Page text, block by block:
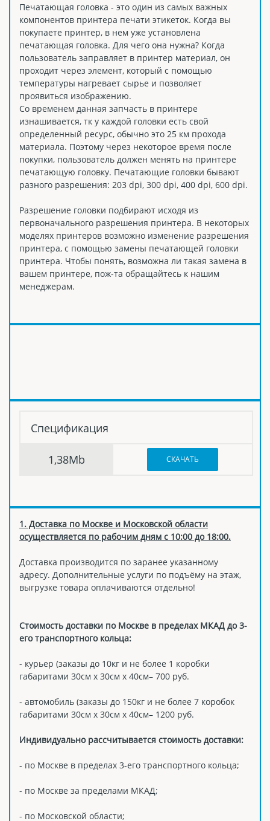
Печатающая головка - это один из самых важных
компонентов принтера печати этикеток. Когда вы
покупаете принтер, в нем уже установлена
печатающая головка. Для чего она нужна? Когда
пользователь заправляет в принтер материал, он
проходит через элемент, который с помощью
температуры нагревает сырье и позволяет
проявиться изображению.
Со временем данная запчасть в принтере
изнашивается, тк у каждой головки есть свой
определенный ресурс, обычно это 25 км прохода
материала. Поэтому через некоторое время после
покупки, пользователь должен менять на принтере
печатающую головку. Печатающие головки бывают
разного разрешения: 203 dpi, 300 dpi, 400 dpi, 600 dpi.
Разрешение головки подбирают исходя из
первоначального разрешения принтера. В некоторых
моделях принтеров возможно изменение разрешения
принтера, с помощью замены печатающей головки
принтера. Чтобы понять, возможна ли такая замена в
вашем принтере, пож-та обращайтесь к нашим
менеджерам.
Спецификация
1,38Mb СКАЧАТЬ
1. Доставка по Москве и Московской области
осуществляется по рабочим дням с 10:00 до 18:00.
Доставка производится по заранее указанному
адресу. Дополнительные услуги по подъёму на этаж,
выгрузке товара оплачиваются отдельно!
Стоимость доставки по Москве в пределах МКАД до 3-
его транспортного кольца:
- курьер (заказы до 10кг и не более 1 коробки
габаритами 30см х 30см х 40см– 700 руб.
- автомобиль (заказы до 150кг и не более 7 коробок
габаритами 30см х 30см х 40см– 1200 руб.
Индивидуально рассчитывается стоимость доставки:
- по Москве в пределах 3-его транспортного кольца;
- по Москве за пределами МКАД;
- по Московской области;